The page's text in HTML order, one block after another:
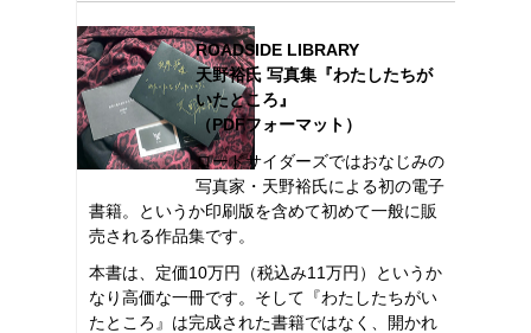
ROADSIDE LIBRARY
天野裕氏 写真集『わたしたちが
いたところ』
（PDFフォーマット）
ロードサイダーズではおなじみの
写真家・天野裕氏による初の電子
書籍。というか印刷版を含めて初めて一般に販
売される作品集です。
本書は、定価10万円（税込み11万円）というか
なり高価な一冊です。そして『わたしたちがい
たところ』は完成された書籍ではなく、開かれ